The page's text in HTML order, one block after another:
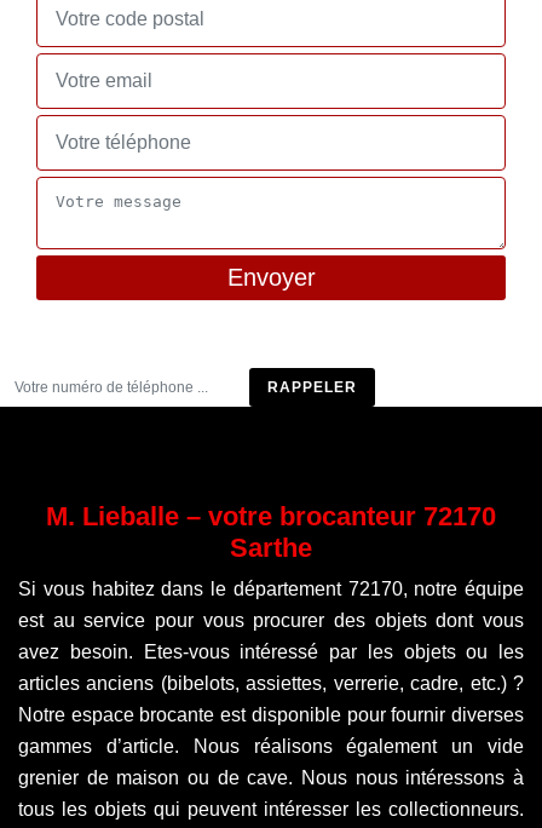
M. Lieballe – votre brocanteur 72170
Sarthe
Si vous habitez dans le département 72170, notre équipe
est au service pour vous procurer des objets dont vous
avez besoin. Etes-vous intéressé par les objets ou les
articles anciens (bibelots, assiettes, verrerie, cadre, etc.) ?
Notre espace brocante est disponible pour fournir diverses
gammes d’article. Nous réalisons également un vide
grenier de maison ou de cave. Nous nous intéressons à
tous les objets qui peuvent intéresser les collectionneurs.